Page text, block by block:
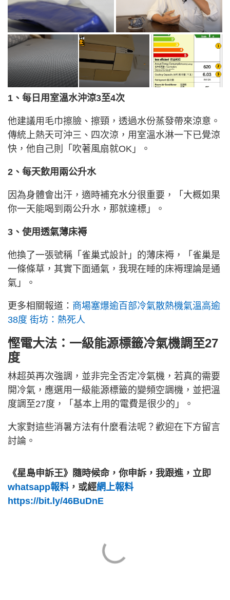
1、每日用室溫水沖涼3至4次
他建議用毛巾擦臉、擦頸，透過水份蒸發帶來涼意。
傳統上熱天可沖三、四次涼，用室溫水淋一下已覺涼
快，他自己則「吹著風扇就OK」。
2、每天飲用兩公升水
因為身體會出汗，適時補充水分很重要，「大概如果
你一天能喝到兩公升水，那就達標」。
3、使用透氣薄床褥
他換了一張號稱「雀巢式設計」的薄床褥，「雀巢是
一條條草，其實下面通氣，我現在睡的床褥理論是通
氣」。
更多相關報道： 商場塞爆逾百部冷氣散熱機氣溫高逾
38度 街坊：熱死人
慳電大法：一級能源標籤冷氣機調至27
度
林超英再次強調，並非完全否定冷氣機，若真的需要
開冷氣，應選用一級能源標籤的變頻空調機，並把溫
度調至27度，「基本上用的電費是很少的」。
大家對這些消暑方法有什麼看法呢？歡迎在下方留言
討論。
《星島申訴王》隨時候命，你申訴，我跟進，立即
whatsapp報料，或經網上報料
https://bit.ly/46BuDnE